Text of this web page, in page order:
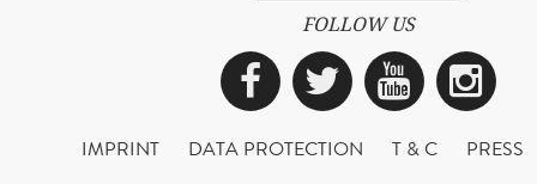
FOLLOW US
Facebook
Twitter
IMPRINT DATA PROTECTION T & C
PRESS